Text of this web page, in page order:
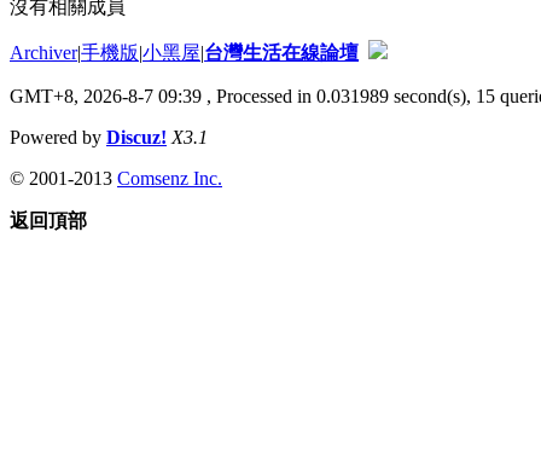
沒有相關成員
Archiver|手機版|小黑屋|台灣生活在線論壇
GMT+8, 2026-8-7 09:39 , Processed in 0.031989 second(s), 15
Powered by Discuz! X3.1
© 2001-2013 Comsenz Inc.
返回頂部